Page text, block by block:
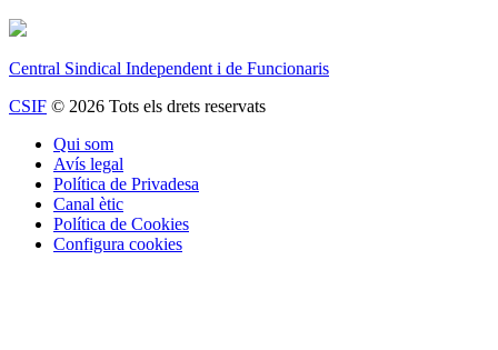
Central Sindical Independent i de Funcionaris
CSIF © 2026 Tots els drets reservats
Qui som
Avís legal
Política de Privadesa
Canal ètic
Política de Cookies
Configura cookies